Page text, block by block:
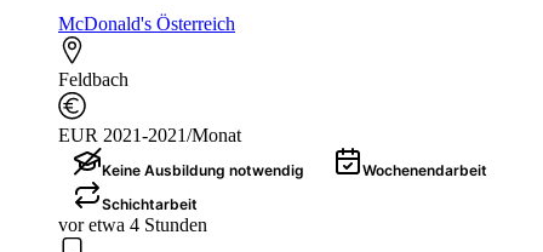
McDonald's Österreich
Feldbach
EUR 2021-2021/Monat
Keine Ausbildung notwendig
Wochenendarbeit
Schichtarbeit
vor etwa 4 Stunden